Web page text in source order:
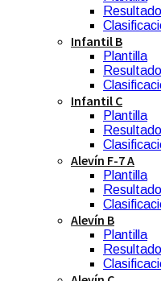
Infantil B
Plantilla
Infantil C
Plantilla
Alevín F-7 A
Plantilla
Alevín B
Plantilla